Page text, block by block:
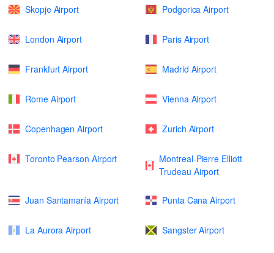
Skopje Airport Podgorica Airport
London Airport Paris Airport
Frankfurt Airport Madrid Airport
Rome Airport Vienna Airport
Copenhagen Airport Zurich Airport
Toronto Pearson Airport
Montreal-Pierre Elliott
Trudeau Airport
Juan Santamaría Airport Punta Cana Airport
La Aurora Airport Sangster Airport